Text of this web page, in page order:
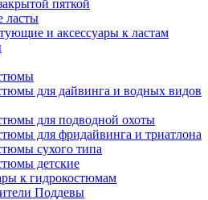
пяткой
ласты
и аксессуары к ластам
для дайвинга и водных видов
для подводной охоты
для фридайвинга и триатлона
сухого типа
детские
к гидрокостюмам
Поддевы